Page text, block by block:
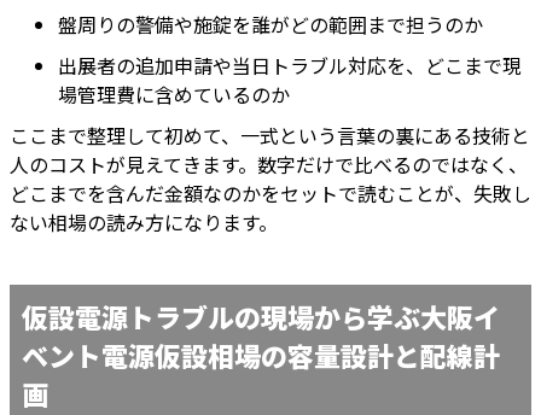
盤周りの警備や施錠を誰がどの範囲まで担うのか
出展者の追加申請や当日トラブル対応を、どこまで現
場管理費に含めているのか
ここまで整理して初めて、一式という言葉の裏にある技術と
人のコストが見えてきます。数字だけで比べるのではなく、
どこまでを含んだ金額なのかをセットで読むことが、失敗し
ない相場の読み方になります。
仮設電源トラブルの現場から学ぶ大阪イ
ベント電源仮設相場の容量設計と配線計
画